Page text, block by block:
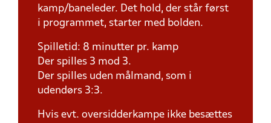
kamp/baneleder. Det hold, der står først
i programmet, starter med bolden.
Spilletid: 8 minutter pr. kamp
Der spilles 3 mod 3.
Der spilles uden målmand, som i
udendørs 3:3.
Hvis evt. oversidderkampe ikke besættes